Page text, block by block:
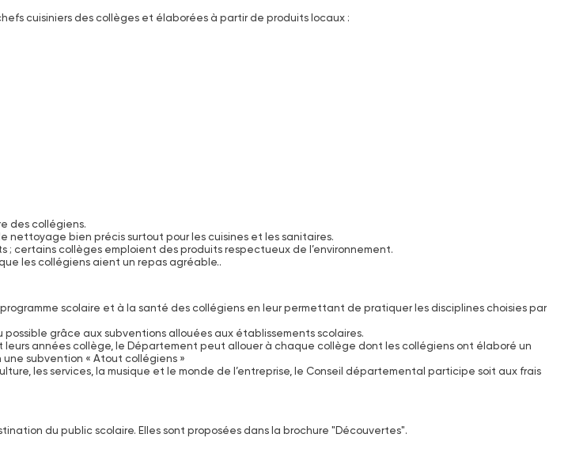
cuisiniers des collèges et élaborées à partir de produits locaux :
des collégiens.
bien précis surtout pour les cuisines et les sanitaires.
certains collèges emploient des produits respectueux de l’environnement.
les collégiens aient un repas agréable..
scolaire et à la santé des collégiens en leur permettant de pratiquer les disciplines choisies par
grâce aux subventions allouées aux établissements scolaires.
années collège, le Département peut allouer à chaque collège dont les collégiens ont élaboré un
subvention « Atout collégiens »
les services, la musique et le monde de l’entreprise, le Conseil départemental participe soit aux frais
du public scolaire. Elles sont proposées dans la brochure "Découvertes".